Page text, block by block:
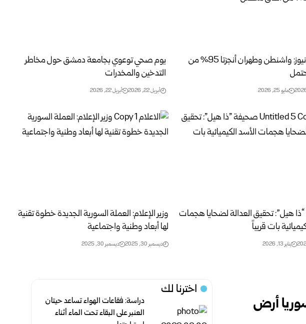
فوكس نيوز: واشنطن وطهران أنجزتا 95% من
مايو 25, 2026
يوم صحي توعوي بجامعة دمشق حول مخاطر
التدخين والمخدرات
أبريل 22, 2026 أبريل 22, 2026
هيل”: تحقيق العدالة لضحايا هجمات
بات قريباً
يناير 13, 2026
وزير الإعلام: العملة السورية الجديدة خطوة تقنية
لها أبعاد وطنية واجتماعية
ديسمبر 30, 2025 ديسمبر 30, 2025
أرض
اخترنا لك
دراسة: فقاعات الهواء تساعد حيتان
العنبر على البقاء تحت الماء أثناء